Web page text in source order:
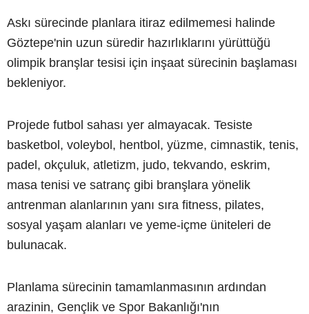
Askı sürecinde planlara itiraz edilmemesi halinde
Göztepe'nin uzun süredir hazırlıklarını yürüttüğü
olimpik branşlar tesisi için inşaat sürecinin başlaması
bekleniyor.
Projede futbol sahası yer almayacak. Tesiste
basketbol, voleybol, hentbol, yüzme, cimnastik, tenis,
padel, okçuluk, atletizm, judo, tekvando, eskrim,
masa tenisi ve satranç gibi branşlara yönelik
antrenman alanlarının yanı sıra fitness, pilates,
sosyal yaşam alanları ve yeme-içme üniteleri de
bulunacak.
Planlama sürecinin tamamlanmasının ardından
arazinin, Gençlik ve Spor Bakanlığı'nın